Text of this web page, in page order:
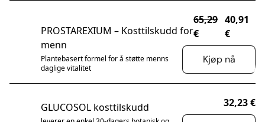
PROSTAREXIUM – Kosttilskudd for
menn
Plantebasert formel for å støtte menns
daglige vitalitet
65,29
€
40,91
€
Kjøp nå
GLUCOSOL kosttilskudd 32,23 €